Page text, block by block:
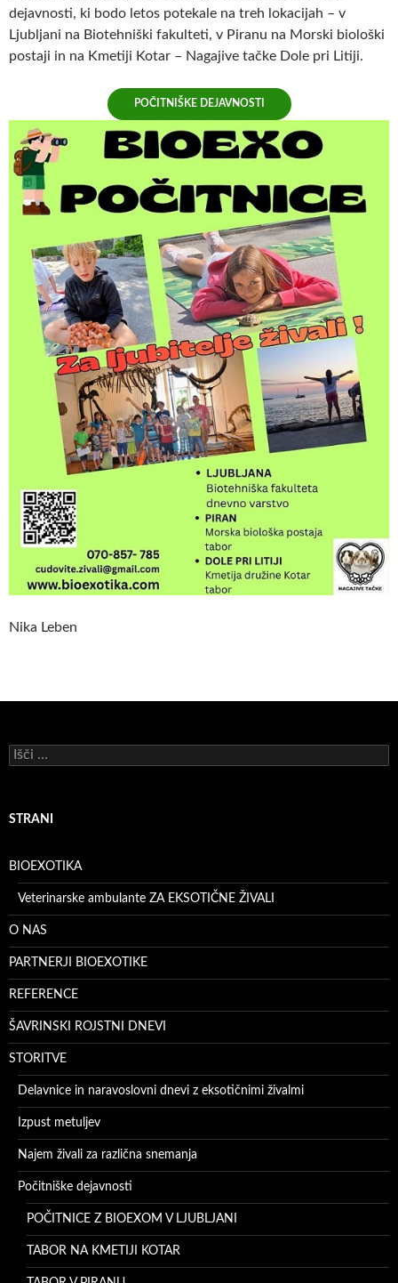
dejavnosti, ki bodo letos potekale na treh lokacijah – v
Ljubljani na Biotehniški fakulteti, v Piranu na Morski biološki
postaji in na Kmetiji Kotar – Nagajive tačke Dole pri Litiji.
POČITNIŠKE DEJAVNOSTI
Nika Leben
Išči:
STRANI
BIOEXOTIKA
Veterinarske ambulante ZA EKSOTIČNE ŽIVALI
O NAS
PARTNERJI BIOEXOTIKE
REFERENCE
ŠAVRINSKI ROJSTNI DNEVI
STORITVE
Delavnice in naravoslovni dnevi z eksotičnimi živalmi
Izpust metuljev
Najem živali za različna snemanja
Počitniške dejavnosti
POČITNICE Z BIOEXOM V LJUBLJANI
TABOR NA KMETIJI KOTAR